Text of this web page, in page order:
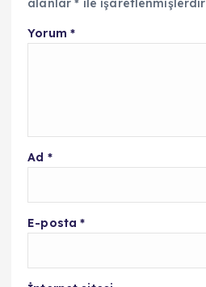
alanlar* ile işaretlenmişlerdir
Yorum *
Ad *
E-posta*